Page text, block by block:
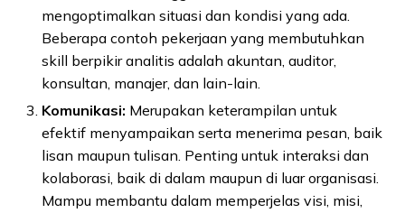
mengoptimalkan situasi dan kondisi yang ada.
Beberapa contoh pekerjaan yang membutuhkan
skill berpikir analitis adalah akuntan, auditor,
konsultan, manajer, dan lain-lain.
Komunikasi: Merupakan keterampilan untuk
efektif menyampaikan serta menerima pesan, baik
lisan maupun tulisan. Penting untuk interaksi dan
kolaborasi, baik di dalam maupun di luar organisasi.
Mampu membantu dalam memperjelas visi, misi,